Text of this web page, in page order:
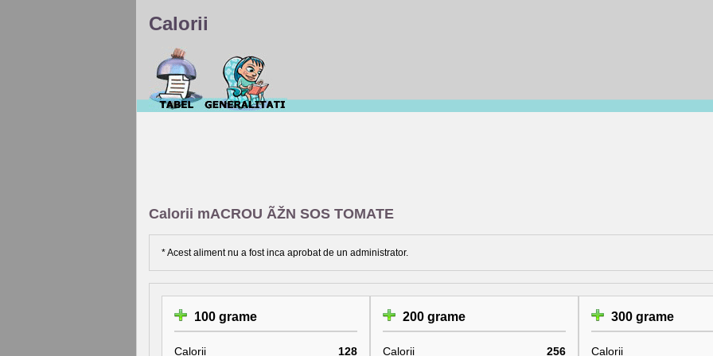
Calorii
Calorii mACROU ÃŽN SOS TOMATE
* Acest aliment nu a fost inca aprobat de un administrator.
100 grame
Calorii 128
200 grame
Calorii 256
300 grame
Calorii